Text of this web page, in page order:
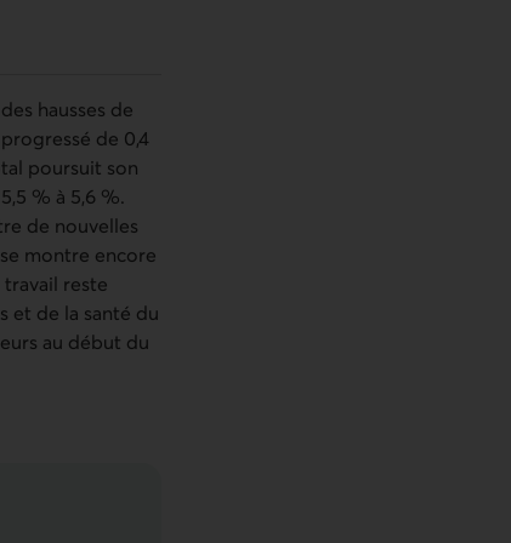
hausses de
de 0,4
poursuit son
% à 5,6 %.
de nouvelles
montre encore
reste
et de la santé du
au début du